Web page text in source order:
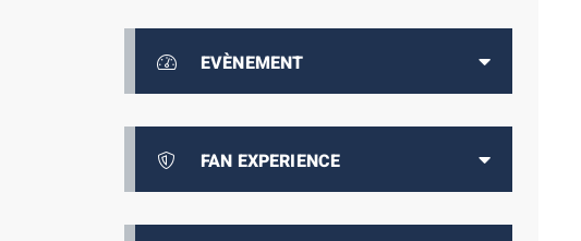
EVÈNEMENT
FAN EXPERIENCE